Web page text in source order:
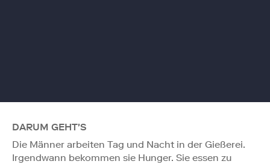
DARUM GEHT'S
Die Männer arbeiten Tag und Nacht in der Gießerei.
Irgendwann bekommen sie Hunger. Sie essen zu